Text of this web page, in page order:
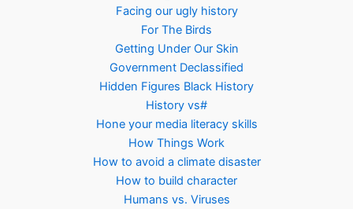
Facing our ugly history
For The Birds
Getting Under Our Skin
Government Declassified
Hidden Figures Black History
History vs#
Hone your media literacy skills
How Things Work
How to avoid a climate disaster
How to build character
Humans vs. Viruses